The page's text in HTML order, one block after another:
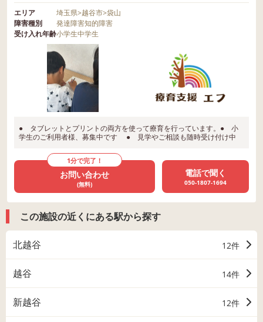
エリア 埼玉県>越谷市>袋山
障害種別
発達障害知的障害
受け入れ年齢小学生中学生
● タブレットとプリントの両方を使って療育を行っています。● 小
学生のご利用者様、募集中です ● 見学やご相談も随時受け付け中
1分で完了！
お問い合わせ
(無料)
電話で聞く
050-1807-1694
この施設の近くにある駅から探す
北越谷 12件
越谷 14件
新越谷 12件